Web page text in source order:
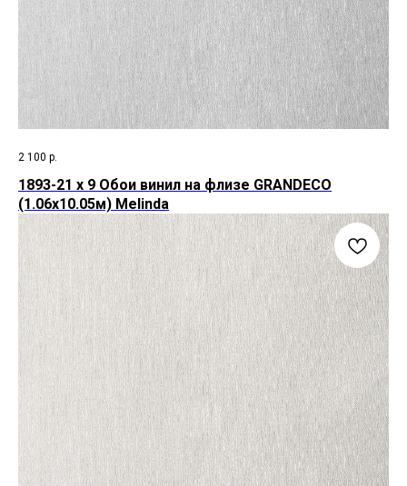
2 100 р.
1893-21 х 9 Обои винил на флизе GRANDECO
(1.06х10.05м) Melinda